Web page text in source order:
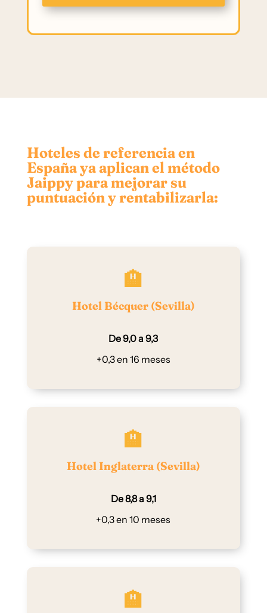
Hoteles de referencia en
España ya aplican el método
Jaippy para mejorar su
puntuación y rentabilizarla:
🏨
Hotel Bécquer (Sevilla)
De 9,0 a 9,3
+0,3 en 16 meses
🏨
Hotel Inglaterra (Sevilla)
De 8,8 a 9,1
+0,3 en 10 meses
🏨